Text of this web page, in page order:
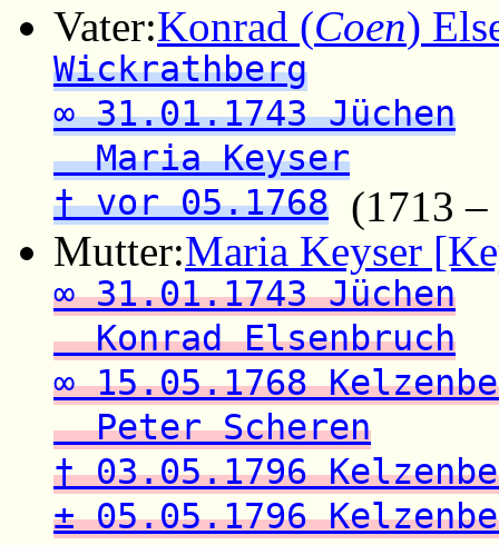
Vater:Konrad (Coen)
Wickrathberg
∞ 31.01.1743 Jüchen
Maria Keyser
† vor 05.1768 (1713
Mutter:Maria Keyser
∞ 31.01.1743 Jüchen
Konrad Elsenbruch
∞ 15.05.1768
Peter Scheren
† 03.05.1796
± 05.05.1796